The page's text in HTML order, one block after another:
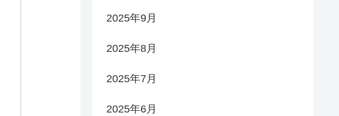
2025年9月
2025年8月
2025年7月
2025年6月